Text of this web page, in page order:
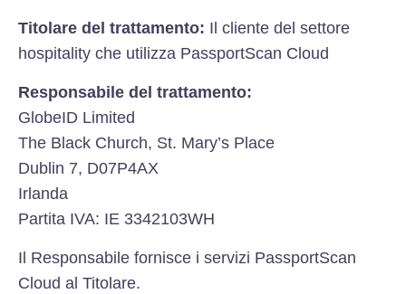
Titolare del trattamento: Il cliente del settore
hospitality che utilizza PassportScan Cloud
Responsabile del trattamento:
GlobeID Limited
The Black Church, St. Mary’s Place
Dublin 7, D07P4AX
Irlanda
Partita IVA: IE 3342103WH
Il Responsabile fornisce i servizi PassportScan
Cloud al Titolare.